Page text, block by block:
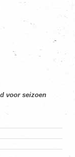
voor seizoen